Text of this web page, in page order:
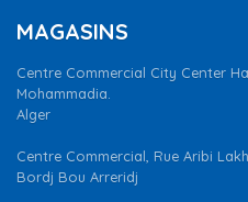
MAGASINS
Centre Commercial City Center
Mohammadia.
Alger
Centre Commercial, Rue Aribi
Bordj Bou Arreridj